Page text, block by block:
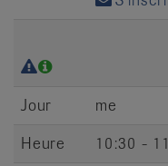
Jour
me
Heure
10:30 -